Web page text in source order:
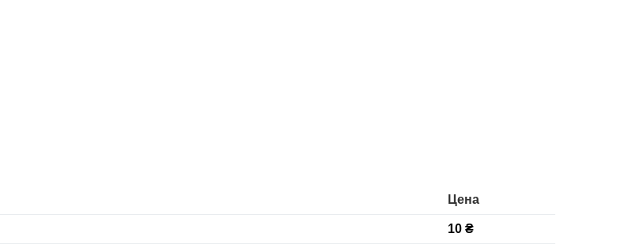
Цена
10 ₴